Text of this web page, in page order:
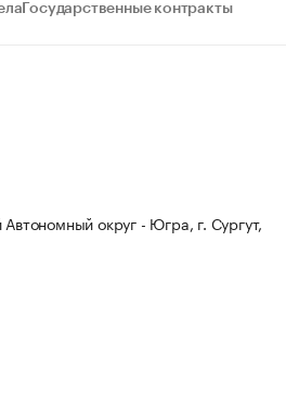
Государственные контракты
округ - Югра, г. Сургут,